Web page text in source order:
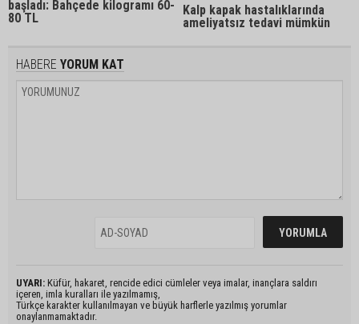
başladı: Bahçede kilogramı 60-
80 TL
Kalp kapak hastalıklarında
ameliyatsız tedavi mümkün
HABERE YORUM KAT
UYARI: Küfür, hakaret, rencide edici cümleler veya imalar, inançlara saldırı
içeren, imla kuralları ile yazılmamış,
Türkçe karakter kullanılmayan ve büyük harflerle yazılmış yorumlar
onaylanmamaktadır.